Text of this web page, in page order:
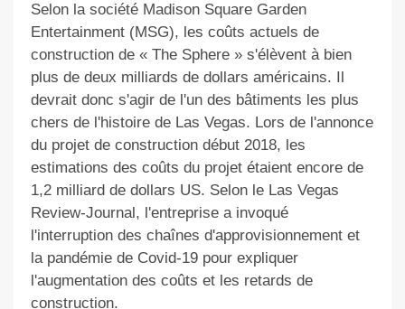
Selon la société Madison Square Garden
Entertainment (MSG), les coûts actuels de
construction de « The Sphere » s'élèvent à bien
plus de deux milliards de dollars américains. Il
devrait donc s'agir de l'un des bâtiments les plus
chers de l'histoire de Las Vegas. Lors de l'annonce
du projet de construction début 2018, les
estimations des coûts du projet étaient encore de
1,2 milliard de dollars US. Selon le Las Vegas
Review-Journal , l'entreprise a invoqué
l'interruption des chaînes d'approvisionnement et
la pandémie de Covid-19 pour expliquer
l'augmentation des coûts et les retards de
construction.